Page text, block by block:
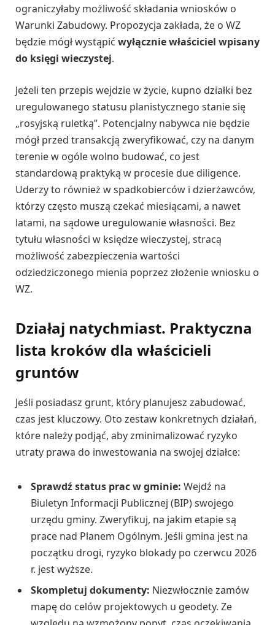
ograniczyłaby możliwość składania wniosków o
Warunki Zabudowy. Propozycja zakłada, że o WZ
będzie mógł wystąpić wyłącznie właściciel wpisany
do księgi wieczystej.
Jeżeli ten przepis wejdzie w życie, kupno działki bez
uregulowanego statusu planistycznego stanie się
„rosyjską ruletką”. Potencjalny nabywca nie będzie
mógł przed transakcją zweryfikować, czy na danym
terenie w ogóle wolno budować, co jest
standardową praktyką w procesie due diligence.
Uderzy to również w spadkobierców i dzierżawców,
którzy często muszą czekać miesiącami, a nawet
latami, na sądowe uregulowanie własności. Bez
tytułu własności w księdze wieczystej, stracą
możliwość zabezpieczenia wartości
odziedziczonego mienia poprzez złożenie wniosku o
WZ.
Działaj natychmiast. Praktyczna
lista kroków dla właścicieli
gruntów
Jeśli posiadasz grunt, który planujesz zabudować,
czas jest kluczowy. Oto zestaw konkretnych działań,
które należy podjąć, aby zminimalizować ryzyko
utraty prawa do inwestowania na swojej działce:
Sprawdź status prac w gminie: Wejdź na
Biuletyn Informacji Publicznej (BIP) swojego
urzędu gminy. Zweryfikuj, na jakim etapie są
prace nad Planem Ogólnym. Jeśli gmina jest na
początku drogi, ryzyko blokady po czerwcu 2026
r. jest wyższe.
Skompletuj dokumenty: Niezwłocznie zamów
mapę do celów projektowych u geodety. Ze